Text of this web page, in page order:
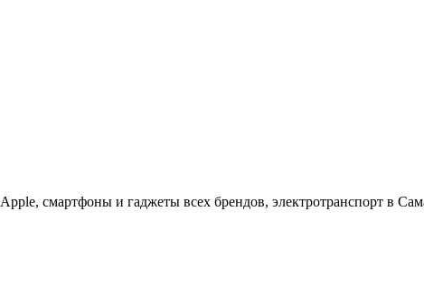
Apple, cмартфоны и гаджеты всех брендов, электротранспорт в